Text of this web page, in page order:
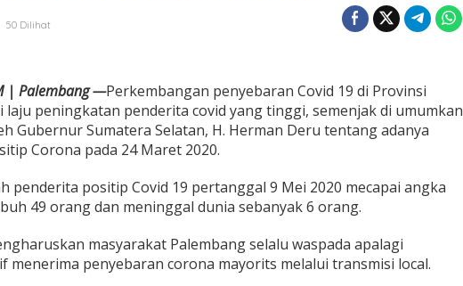
50 Dilihat
| Palembang —Perkembangan penyebaran Covid 19 di Provinsi
laju peningkatan penderita covid yang tinggi, semenjak di umumkan
Gubernur Sumatera Selatan, H. Herman Deru tentang adanya
Corona pada 24 Maret 2020.
penderita positip Covid 19 pertanggal 9 Mei 2020 mecapai angka
49 orang dan meninggal dunia sebanyak 6 orang.
masyarakat Palembang selalu waspada apalagi
menerima penyebaran corona mayorits melalui transmisi local.